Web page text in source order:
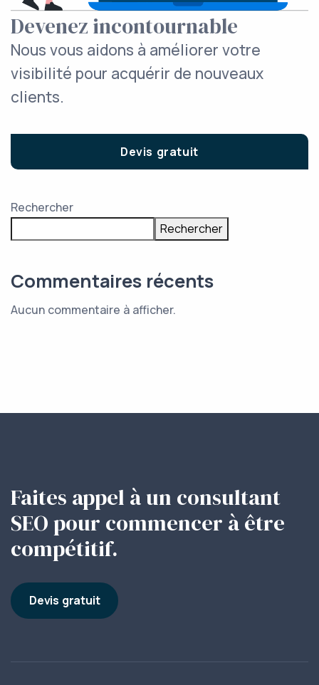
Devenez incontournable
Nous vous aidons à améliorer votre
visibilité pour acquérir de nouveaux
clients.
Devis gratuit
Rechercher
Rechercher
Commentaires récents
Aucun commentaire à afficher.
Faites appel à un consultant
SEO pour commencer à être
compétitif.
Devis gratuit